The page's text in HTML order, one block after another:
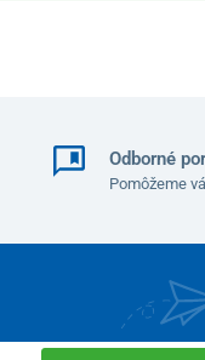
Odborné
Pomôžeme